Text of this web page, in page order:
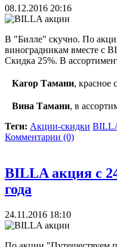
08.12.2016 20:16
В "Билле" скучно. По
виноградникам вместе с
Скидка 25%. В
Кагор Тамани, красное
Вина Тамани, в
Теги: Акции-скидки
Комментарии (0)
BILLA акция с
года
24.11.2016 18:10